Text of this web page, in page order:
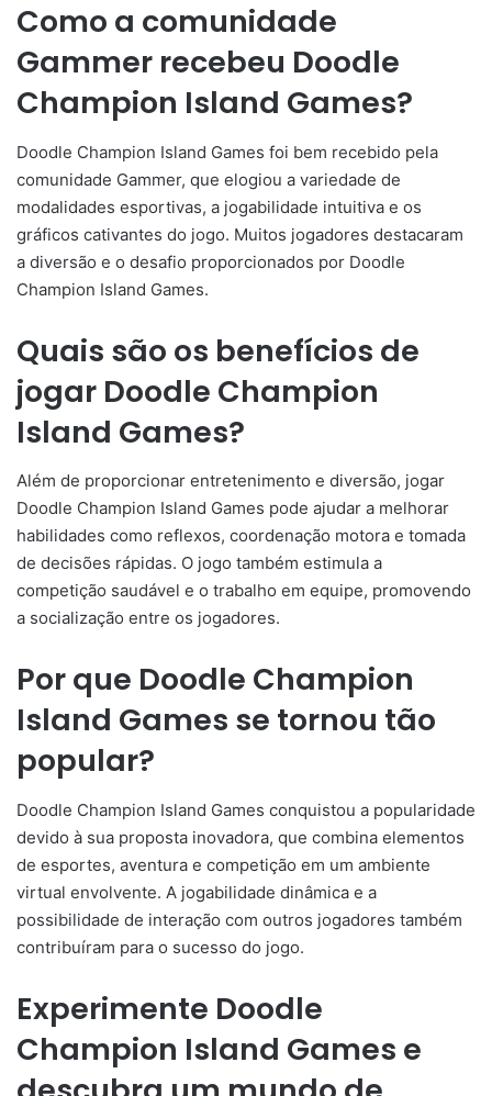
Como a comunidade
Gammer recebeu Doodle
Champion Island Games?
Doodle Champion Island Games foi bem recebido pela
comunidade Gammer, que elogiou a variedade de
modalidades esportivas, a jogabilidade intuitiva e os
gráficos cativantes do jogo. Muitos jogadores destacaram
a diversão e o desafio proporcionados por Doodle
Champion Island Games.
Quais são os benefícios de
jogar Doodle Champion
Island Games?
Além de proporcionar entretenimento e diversão, jogar
Doodle Champion Island Games pode ajudar a melhorar
habilidades como reflexos, coordenação motora e tomada
de decisões rápidas. O jogo também estimula a
competição saudável e o trabalho em equipe, promovendo
a socialização entre os jogadores.
Por que Doodle Champion
Island Games se tornou tão
popular?
Doodle Champion Island Games conquistou a popularidade
devido à sua proposta inovadora, que combina elementos
de esportes, aventura e competição em um ambiente
virtual envolvente. A jogabilidade dinâmica e a
possibilidade de interação com outros jogadores também
contribuíram para o sucesso do jogo.
Experimente Doodle
Champion Island Games e